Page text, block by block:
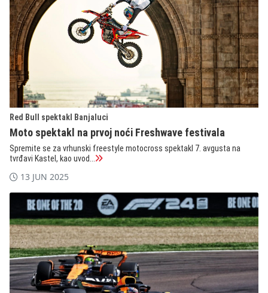
Red Bull spektakl Banjaluci
Moto spektakl na prvoj noći Freshwave festivala
Spremite se za vrhunski freestyle motocross spektakl 7. avgusta na
tvrđavi Kastel, kao uvod...
13 JUN 2025